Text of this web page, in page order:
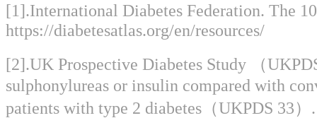
[1].International Diabetes Federation. The
https://diabetesatlas.org/en/resources/
[2].UK Prospective Diabetes Study （
sulphonylureas or insulin compared with
patients with type 2 diabetes（UKPDS 33）.